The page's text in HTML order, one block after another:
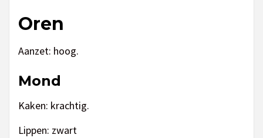
Oren
Aanzet: hoog.
Mond
Kaken: krachtig.
Lippen: zwart